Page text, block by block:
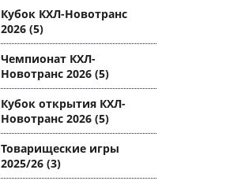
Кубок КХЛ-Новотранс
2026 (5)
Чемпионат КХЛ-
Новотранс 2026 (5)
Кубок открытия КХЛ-
Новотранс 2026 (5)
Товарищеские игры
2025/26 (3)